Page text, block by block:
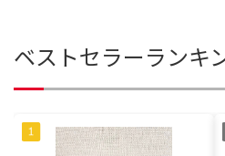
ベストセラーランキ